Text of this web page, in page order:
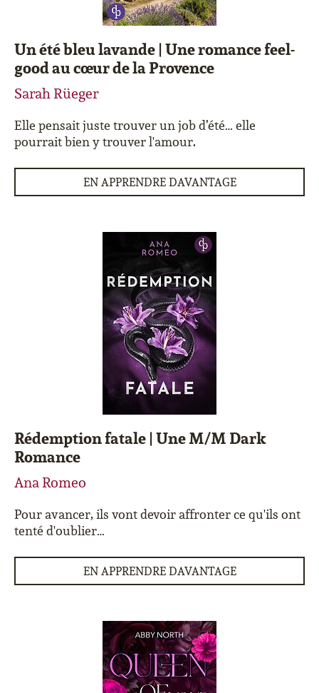
Un été bleu lavande | Une romance feel-
good au cœur de la Provence
Sarah Rüeger
Elle pensait juste trouver un job d’été… elle
pourrait bien y trouver l'amour.
EN APPRENDRE DAVANTAGE
Rédemption fatale | Une M/M Dark
Romance
Ana Romeo
Pour avancer, ils vont devoir affronter ce qu'ils ont
tenté d'oublier…
EN APPRENDRE DAVANTAGE